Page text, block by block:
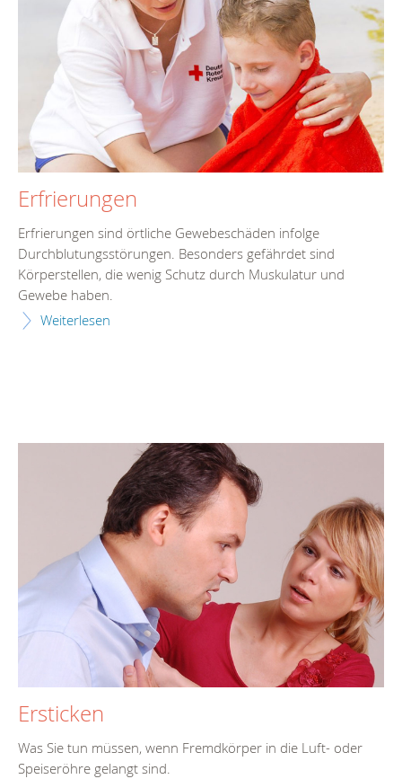
Erfrierungen
Erfrierungen sind örtliche Gewebeschäden infolge
Durchblutungsstörungen. Besonders gefährdet sind
Körperstellen, die wenig Schutz durch Muskulatur und
Gewebe haben.
Weiterlesen
Ersticken
Was Sie tun müssen, wenn Fremdkörper in die Luft- oder
Speiseröhre gelangt sind.